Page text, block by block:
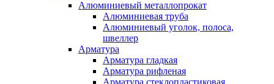
Алюминиевый металлопрокат
Алюминиевая труба
Алюминиевый уголок, полоса,
швеллер
Арматура
Арматура гладкая
Арматура рифленая
Арматура стеклопластиковая